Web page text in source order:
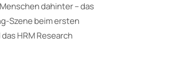
dahinter – das
Szene beim ersten
HRM Research